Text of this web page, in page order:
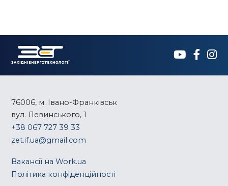
76006, м. Івано-Франківськ
вул. Левинського, 1
+38 067 727 39 33
zet.if.ua@gmail.com
Вакансії на Work.ua
Політика конфіденційності